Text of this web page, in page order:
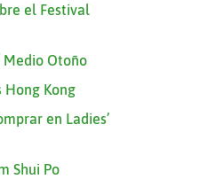
el Festival
Otoño
Kong
en Ladies’
Shui Po